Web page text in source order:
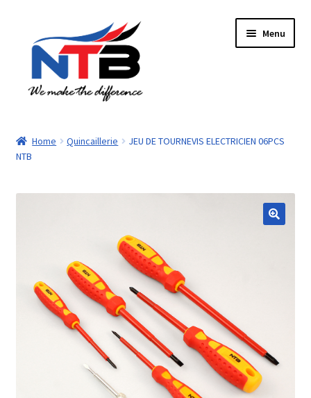
navigation
contenu
Menu
Boutique
Panier
Mon compte
Home Quincaillerie
JEU DE TOURNEVIS ELECTRICIEN 06PCS
NTB